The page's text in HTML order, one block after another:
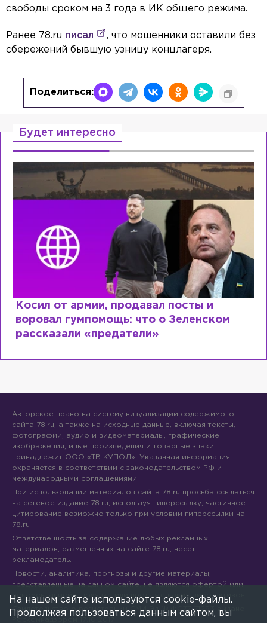
свободы сроком на 3 года в ИК общего режима.
Ранее 78.ru писал
, что мошенники оставили без
сбережений бывшую узницу концлагеря.
Поделиться:
Будет интересно
Косил от армии, продавал посты и
воровал гумпомощь: что о Зеленском
рассказали «предатели»
Авторское право на систему визуализации содержимого
сайта 78.ru, а также на исходные данные, включая тексты,
фотографии, аудио и видеоматериалы, графические
изображения, иные произведения и товарные знаки
принадлежит ООО «ТВ КУПОЛ». Указанная информация
охраняется в соответствии с законодательством РФ и
международными соглашениями.
При использовании материалов сайта 78.ru просьба ссылаться
на сетевое издание 78.ru, используя гиперссылку, частичное
цитирование возможно только при условии гиперссылки на
78.ru
Ответственность за содержание любых рекламных
материалов, размещенных на сайте 78.ru, несет
рекламодатель.
Новости, аналитика, прогнозы и другие материалы,
представленные на данном сайте, не являются офертой или
рекомендацией к покупке или продаже каких-либо активов.
Свидетельство о регистрации СМИ Эл № ФС77-71293 выдано
На нашем сайте используются cookie-файлы.
Продолжая пользоваться данным сайтом, вы